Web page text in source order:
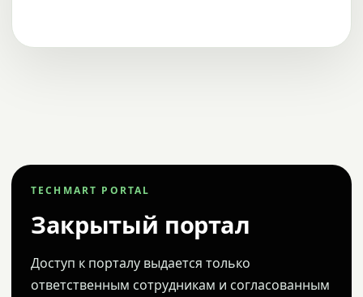
TECHMART PORTAL
Закрытый портал
Доступ к порталу выдается только
ответственным сотрудникам и согласованным